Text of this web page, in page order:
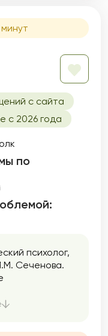
с сайта
с 2026 года
по
психолог,
Сеченова.
и